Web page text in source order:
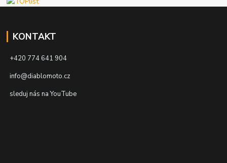
KONTAKT
+420 774 641 904
info@diablomoto.cz
sleduj nás na YouTube